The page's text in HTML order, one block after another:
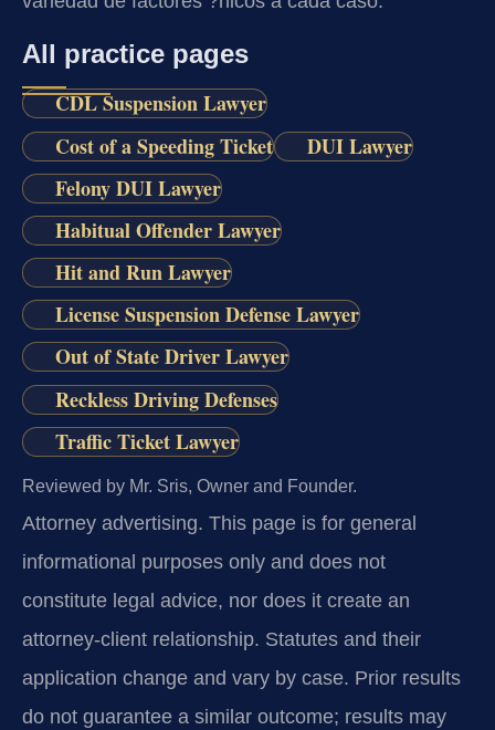
All practice pages
CDL Suspension Lawyer
Cost of a Speeding Ticket
DUI Lawyer
Felony DUI Lawyer
Habitual Offender Lawyer
Hit and Run Lawyer
License Suspension Defense Lawyer
Out of State Driver Lawyer
Reckless Driving Defenses
Traffic Ticket Lawyer
Reviewed by Mr. Sris, Owner and Founder.
Attorney advertising. This page is for general
informational purposes only and does not
constitute legal advice, nor does it create an
attorney-client relationship. Statutes and their
application change and vary by case. Prior results
do not guarantee a similar outcome; results may